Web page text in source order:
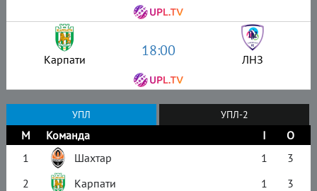
Карпати 18:00 ЛНЗ
УПЛ УПЛ-2
М Команда І
О
1
Шахтар 1
3
2
Карпати 1
3